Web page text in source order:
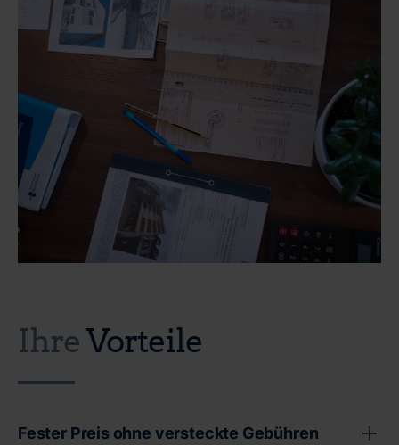
IhreVorteile
Fester Preis ohne versteckte Gebühren